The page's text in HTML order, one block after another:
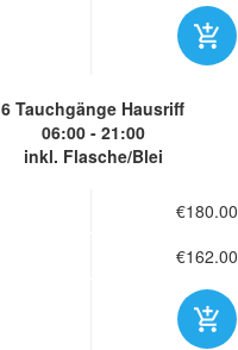
6 Tauchgänge Hausriff
06:00 - 21:00
inkl. Flasche/Blei
€180.00
€162.00